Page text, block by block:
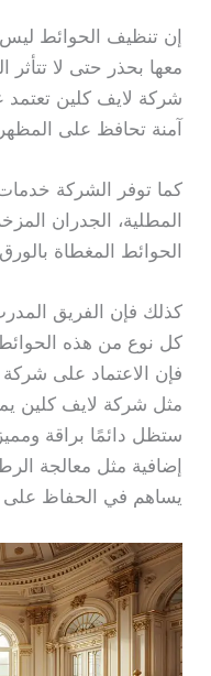
إن تنظيف الحوائط ليس
معها بحذر حتى لا تتأثر
شركة لايف كلين تعتمد
آمنة تحافظ على
كما توفر الشركة
المطلية، الجدران
الحوائط المغطاة
كذلك فإن الفريق
كل نوع من هذه
فإن الاعتماد على
مثل شركة لايف كلين
ستظل دائمًا براقة
إضافية مثل معالجة
يساهم في الحفاظ